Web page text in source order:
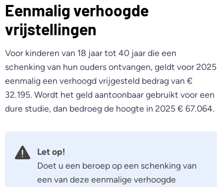
Eenmalig verhoogde
vrijstellingen
Voor kinderen van 18 jaar tot 40 jaar die een
schenking van hun ouders ontvangen, geldt voor 2025
eenmalig een verhoogd vrijgesteld bedrag van €
32.195. Wordt het geld aantoonbaar gebruikt voor een
dure studie, dan bedroeg de hoogte in 2025 € 67.064.
Let op!
Doet u een beroep op een schenking van
een van deze eenmalige verhoogde